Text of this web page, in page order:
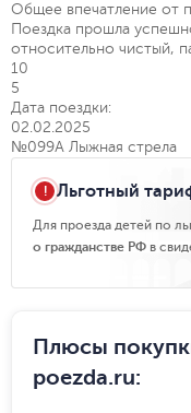
Общее впечатление от
Поездка прошла
относительно чистый,
10
5
Дата поездки:
02.02.2025
№099А Лыжная стрела
Льготный
Для проезда детей по
о гражданстве РФ в
Плюсы
poezda.ru: